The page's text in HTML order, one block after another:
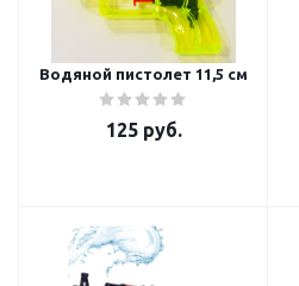
Водяной пистолет 11,5 см
125руб.